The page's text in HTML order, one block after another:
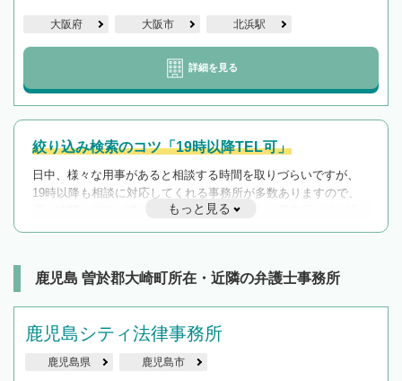
大阪府 大阪市 北浜駅
詳細を見る
絞り込み検索のコツ「19時以降TEL可」
日中、様々な用事があると相談する時間を取りづらいですが、
19時以降も相談に対応してくれる事務所が多数ありますので、
遅い時間の相談が増えそうな場合はそのような事務所に絞り込
んで検索してみましょう。
を加えて再検索
もっと見る
鹿児島 曽於郡大崎町所在・近隣の弁護士事務所
鹿児島シティ法律事務所
鹿児島県 鹿児島市